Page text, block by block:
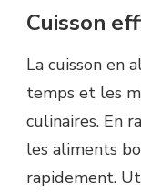
Cuisson
La cuisson en
temps et les
culinaires. En
les aliments
rapidement.